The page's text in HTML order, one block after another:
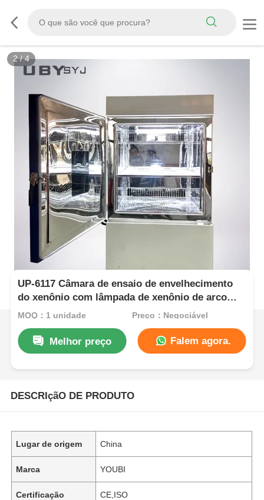
3/4
UP-6117 Câmara de ensaio de envelhecimento
do xenônio com lâmpada de xenônio de arco
longo refrigerada a ar 2.5KW para controle
as normas ISO e ASTM
MOQ：1 unidade Preço：Negociável
Melhor preço Falem agora.
DESCRIçãO DE PRODUTO
Lugar de origem China
Marca YOUBI
Certificação CE,ISO